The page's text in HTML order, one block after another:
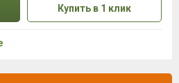
Купить в 1 клик